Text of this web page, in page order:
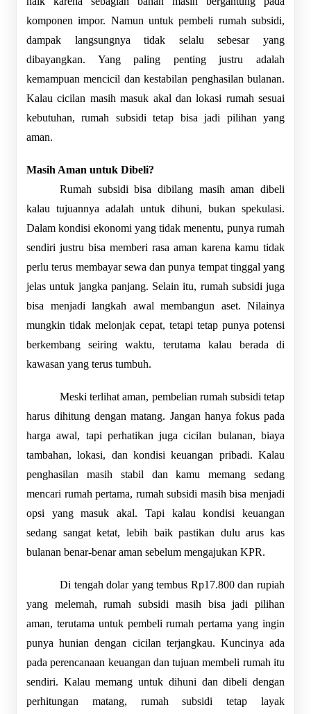
komponen impor. Namun untuk pembeli rumah subsidi,
dampak langsungnya tidak selalu sebesar yang
dibayangkan. Yang paling penting justru adalah
kemampuan mencicil dan kestabilan penghasilan bulanan.
Kalau cicilan masih masuk akal dan lokasi rumah sesuai
kebutuhan, rumah subsidi tetap bisa jadi pilihan yang
aman.
Masih Aman untuk Dibeli?
Rumah subsidi bisa dibilang masih aman dibeli
kalau tujuannya adalah untuk dihuni, bukan spekulasi.
Dalam kondisi ekonomi yang tidak menentu, punya rumah
sendiri justru bisa memberi rasa aman karena kamu tidak
perlu terus membayar sewa dan punya tempat tinggal yang
jelas untuk jangka panjang. Selain itu, rumah subsidi juga
bisa menjadi langkah awal membangun aset. Nilainya
mungkin tidak melonjak cepat, tetapi tetap punya potensi
berkembang seiring waktu, terutama kalau berada di
kawasan yang terus tumbuh.
Meski terlihat aman, pembelian rumah subsidi tetap
harus dihitung dengan matang. Jangan hanya fokus pada
harga awal, tapi perhatikan juga cicilan bulanan, biaya
tambahan, lokasi, dan kondisi keuangan pribadi. Kalau
penghasilan masih stabil dan kamu memang sedang
mencari rumah pertama, rumah subsidi masih bisa menjadi
opsi yang masuk akal. Tapi kalau kondisi keuangan
sedang sangat ketat, lebih baik pastikan dulu arus kas
bulanan benar-benar aman sebelum mengajukan KPR.
Di tengah dolar yang tembus Rp17.800 dan rupiah
yang melemah, rumah subsidi masih bisa jadi pilihan
aman, terutama untuk pembeli rumah pertama yang ingin
punya hunian dengan cicilan terjangkau. Kuncinya ada
pada perencanaan keuangan dan tujuan membeli rumah itu
sendiri. Kalau memang untuk dihuni dan dibeli dengan
perhitungan matang, rumah subsidi tetap layak